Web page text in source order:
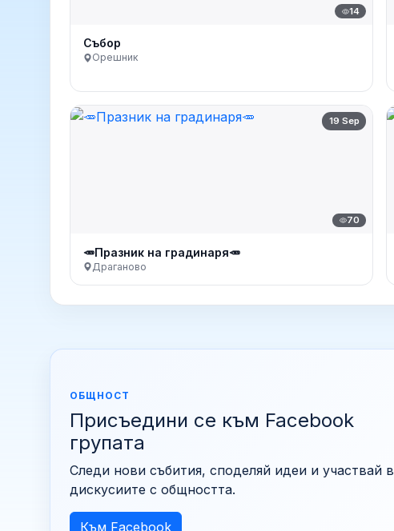
14
Събор
Орешник
19 Sep
70
🥕Празник на градинаря🥕
Драганово
ОБЩНОСТ
Присъедини се към Facebook
групата
Следи нови събития, споделяй идеи и участвай в
дискусиите с общността.
Към Facebook